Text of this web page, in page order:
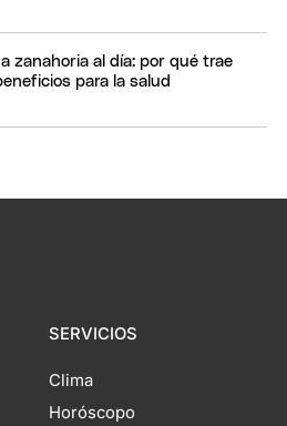
zanahoria al día: por qué trae
para la salud
SERVICIOS
Clima
Horóscopo